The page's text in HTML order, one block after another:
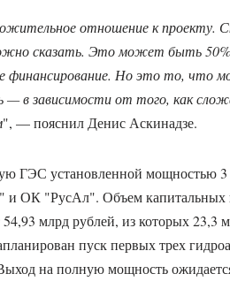
отношение к проекту.
сказать. Это может быть
финансирование. Но это то,
— в зависимости от того, как
", — пояснил Денис Аскинадзе.
ГЭС установленной мощностью
и ОК "РусАл". Объем капитальных
54,93 млрд рублей, из которых
пуск первых трех
на полную мощность